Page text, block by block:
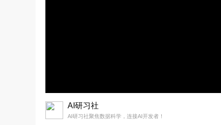
AI研习社
AI研习社聚焦数据科学，连接AI开发者！